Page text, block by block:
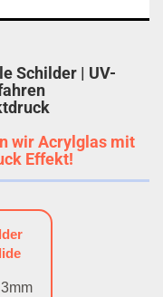
Schilder | UV-
wir Acrylglas mit
Effekt!